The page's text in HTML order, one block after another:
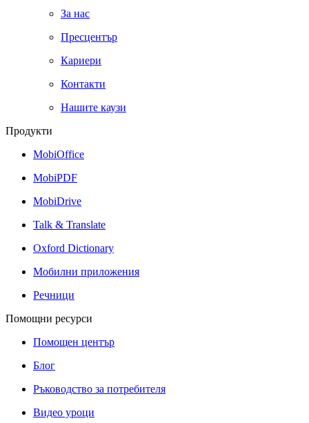
За нас
Пресцентър
Кариери
Контакти
Нашите каузи
Продукти
MobiOffice
MobiPDF
MobiDrive
Talk & Translate
Oxford Dictionary
Мобилни приложения
Речници
Помощни ресурси
Помощен център
Блог
Ръководство за потребителя
Видео уроци